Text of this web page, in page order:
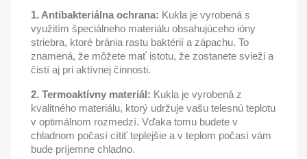
1. Antibakteriálna ochrana: Kukla je vyrobená s
využitím špeciálneho materiálu obsahujúceho ióny
striebra, ktoré bránia rastu baktérií a zápachu. To
znamená, že môžete mať istotu, že zostanete svieži a
čistí aj pri aktívnej činnosti.
2. Termoaktívny materiál: Kukla je vyrobená z
kvalitného materiálu, ktorý udržuje vašu telesnú teplotu
v optimálnom rozmedzí. Vďaka tomu budete v
chladnom počasí cítiť teplejšie a v teplom počasí vám
bude príjemne chladno.